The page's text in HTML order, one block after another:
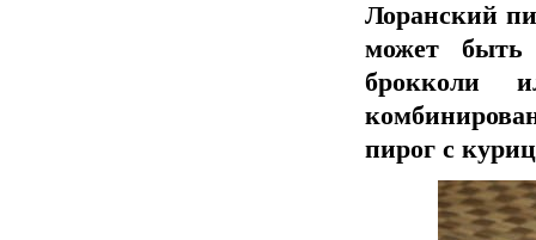
Лоранский
может быть
брокколи
пирог с